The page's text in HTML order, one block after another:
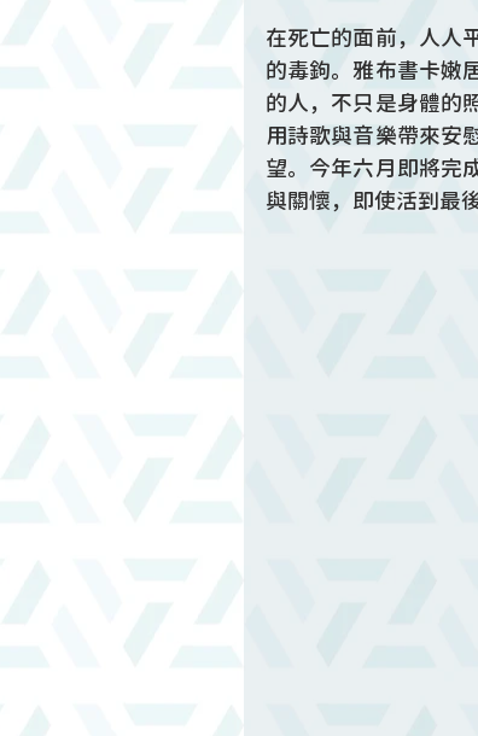
在死亡的面前，人人
的毒鉤。雅布書卡嫩
的人，不只是身體的
用詩歌與音樂帶來安
望。今年六月即將完
與關懷，即使活到最